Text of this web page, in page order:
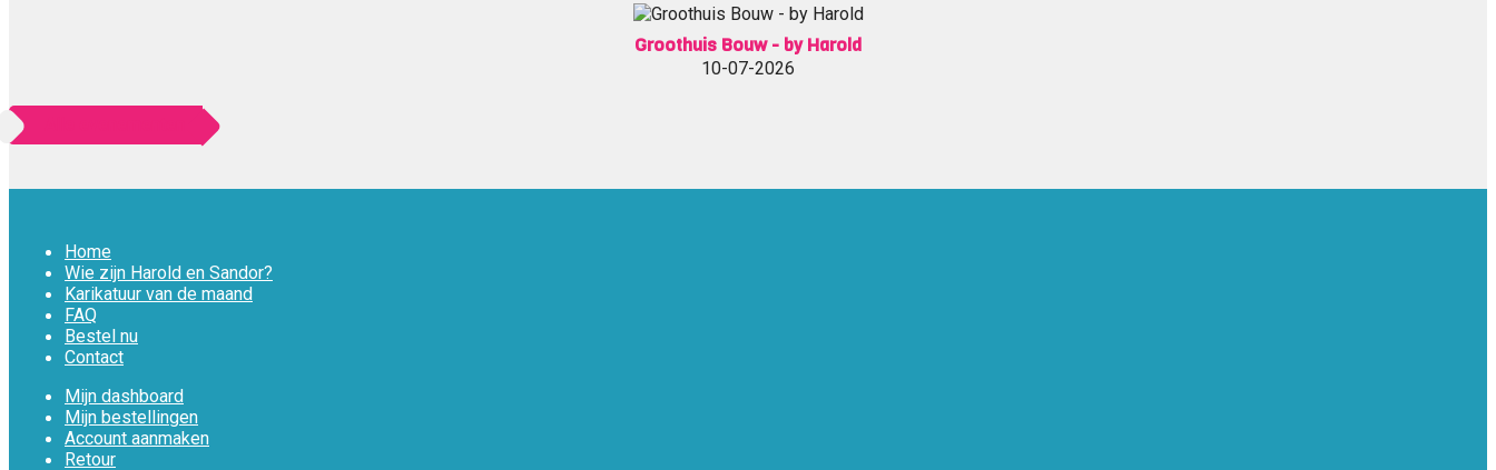
Groothuis Bouw - by Harold
10-07-2026
Home
Wie zijn Harold en Sandor?
Karikatuur van de maand
FAQ
Bestel nu
Contact
Mijn dashboard
Mijn bestellingen
Account aanmaken
Retour